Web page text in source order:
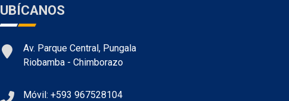
UBÍCANOS
Av. Parque Central, Pungala
Riobamba - Chimborazo
Móvil: +593 967528104